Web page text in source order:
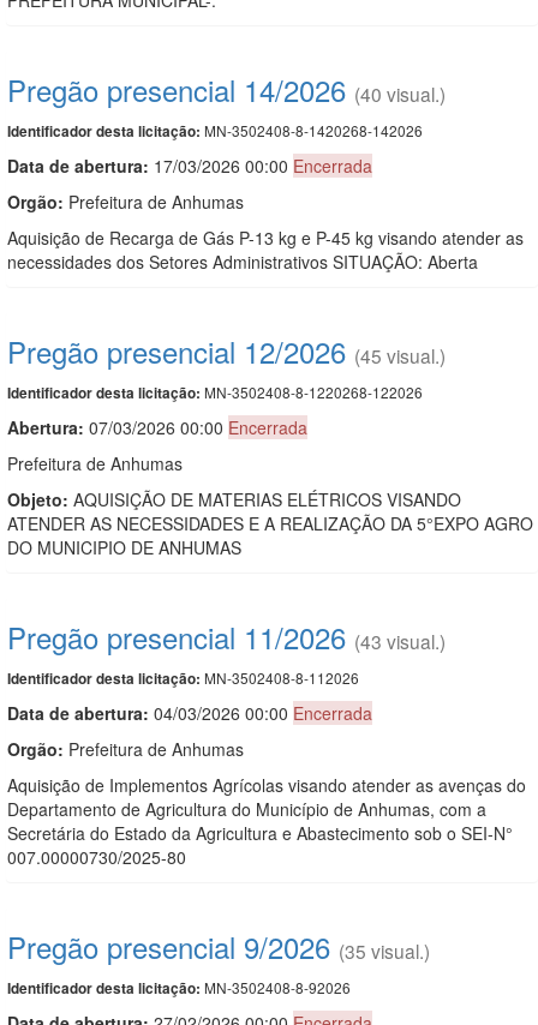
Pregão presencial 14/2026 (40 visual.)
Identificador desta licitação: MN-3502408-8-1420268-142026
Data de abertura: 17/03/2026 00:00 Encerrada
Orgão: Prefeitura de Anhumas
Aquisição de Recarga de Gás P-13 kg e P-45 kg visando atender as
necessidades dos Setores Administrativos SITUAÇÃO: Aberta
Pregão presencial 12/2026 (45 visual.)
Identificador desta licitação: MN-3502408-8-1220268-122026
Abertura: 07/03/2026 00:00 Encerrada
Prefeitura de Anhumas
Objeto: AQUISIÇÃO DE MATERIAS ELÉTRICOS VISANDO
ATENDER AS NECESSIDADES E A REALIZAÇÃO DA 5°EXPO AGRO
DO MUNICIPIO DE ANHUMAS
Pregão presencial 11/2026 (43 visual.)
Identificador desta licitação: MN-3502408-8-112026
Data de abertura: 04/03/2026 00:00 Encerrada
Orgão: Prefeitura de Anhumas
Aquisição de Implementos Agrícolas visando atender as avenças do
Departamento de Agricultura do Município de Anhumas, com a
Secretária do Estado da Agricultura e Abastecimento sob o SEI-N°
007.00000730/2025-80
Pregão presencial 9/2026 (35 visual.)
Identificador desta licitação: MN-3502408-8-92026